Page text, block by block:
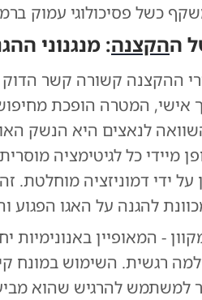
כשל פסיכולוגי עמוק
ההקצנה: מנגנוני
ההקצנה קשורה קשר הדוק
אישי, המטרה הופכת
לנאצים היא הנשק
מיידי כל לגיטימציה
ידי דמוניזציה מוחלטת.
- המאופיין באנונימיות
רגשית. השימוש במונח
למשתמש להרגיש שהוא